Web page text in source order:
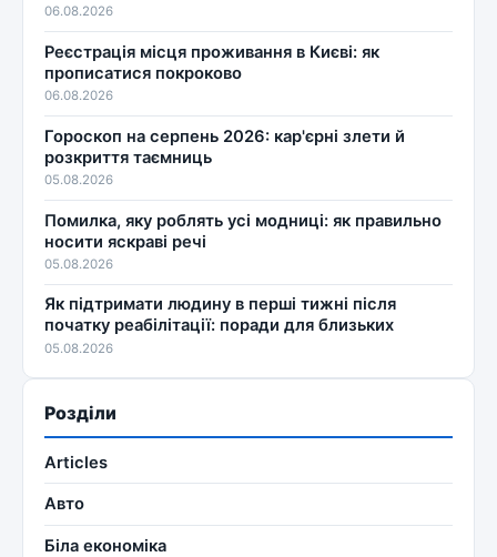
06.08.2026
Реєстрація місця проживання в Києві: як
прописатися покроково
06.08.2026
Гороскоп на серпень 2026: кар'єрні злети й
розкриття таємниць
05.08.2026
Помилка, яку роблять усі модниці: як правильно
носити яскраві речі
05.08.2026
Як підтримати людину в перші тижні після
початку реабілітації: поради для близьких
05.08.2026
Розділи
Articles
Авто
Біла економіка